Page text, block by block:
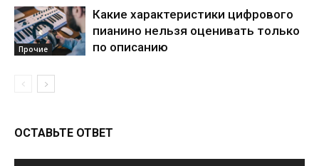
Прочие
Какие характеристики цифрового
пианино нельзя оценивать только
по описанию
ОСТАВЬТЕ ОТВЕТ